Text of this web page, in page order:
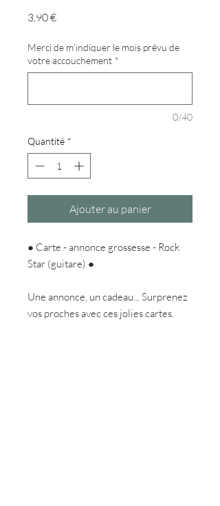
3,90 €Prix
Merci de m'indiquer le mois prévu de
votre accouchement *
0/40
Quantité *
Ajouter au panier
● Carte - annonce grossesse - Rock
Star (guitare) ●
Une annonce, un cadeau... Surprenez
vos proches avec ces jolies cartes.